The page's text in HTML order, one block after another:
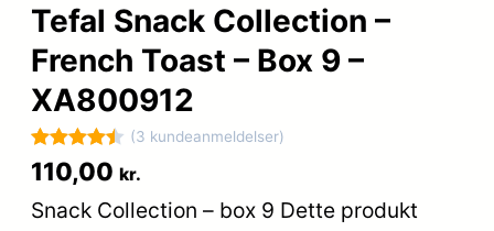
Tefal Snack Collection –
French Toast – Box 9 –
XA800912
Bedømt
som
ud af 5
3
(3 kundeanmeldelser)
110,00 kr.
Snack Collection – box 9 Dette produkt